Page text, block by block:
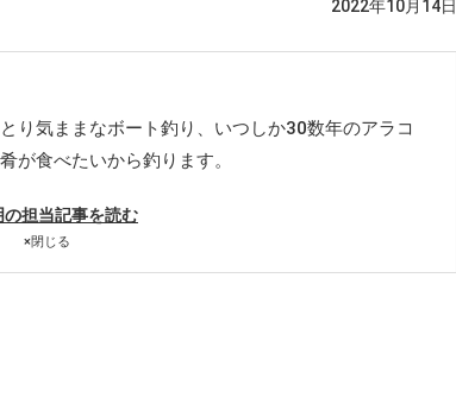
2022年10月14日
り気ままなボート釣り、いつしか30数年のアラコ
が食べたいから釣ります。
の担当記事を読む
×閉じる